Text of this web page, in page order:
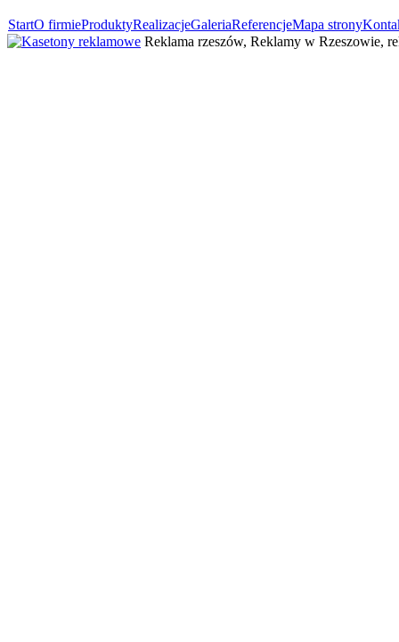
StartO firmieProduktyRealizacjeGaleriaReferencjeMapa strony
Reklama rzeszów, Reklamy w Rzeszowie,